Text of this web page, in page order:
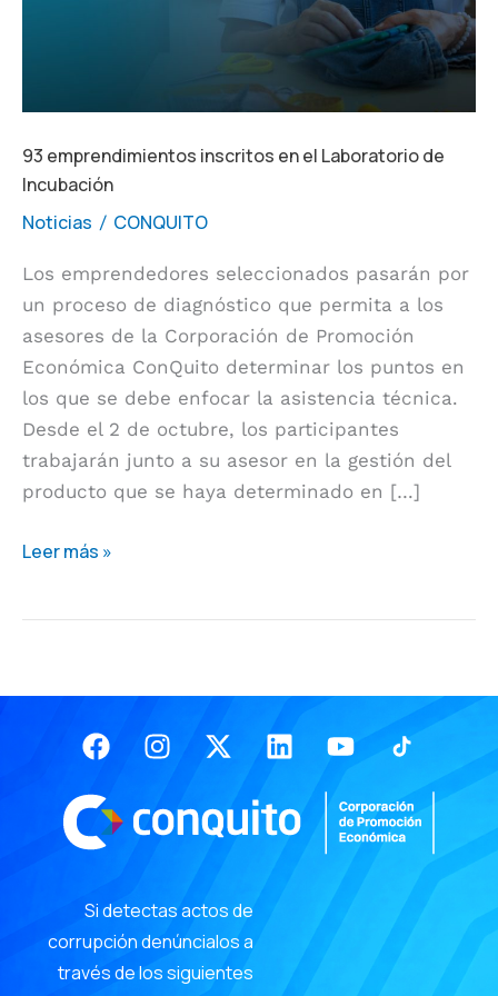
93 emprendimientos inscritos en el Laboratorio de
Incubación
Noticias / CONQUITO
Los emprendedores seleccionados pasarán por
un proceso de diagnóstico que permita a los
asesores de la Corporación de Promoción
Económica ConQuito determinar los puntos en
los que se debe enfocar la asistencia técnica.
Desde el 2 de octubre, los participantes
trabajarán junto a su asesor en la gestión del
producto que se haya determinado en […]
Leer más »
FacebookInstagram
X-
twitter
LinkedinYoutube
Si detectas actos de
corrupción denúncialos a
través de los siguientes